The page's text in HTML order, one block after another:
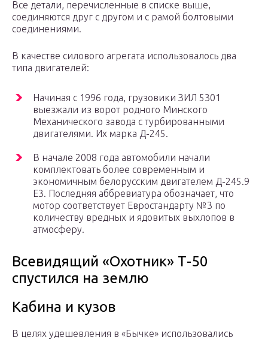
Все детали, перечисленные в списке выше,
соединяются друг с другом и с рамой болтовыми
соединениями.
В качестве силового агрегата использовалось два
типа двигателей:
Начиная с 1996 года, грузовики ЗИЛ 5301
выезжали из ворот родного Минского
Механического завода с турбированными
двигателями. Их марка Д-245.
В начале 2008 года автомобили начали
комплектовать более современным и
экономичным белорусским двигателем Д-245.9
Е3. Последняя аббревиатура обозначает, что
мотор соответствует Евростандарту №3 по
количеству вредных и ядовитых выхлопов в
атмосферу.
Всевидящий «Охотник» Т-50
спустился на землю
Кабина и кузов
В целях удешевления в «Бычке» использовались